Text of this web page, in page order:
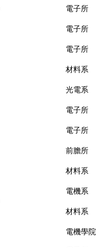
電子所
電子所
電子所
材料系
光電系
電子所
電子所
前膽所
材料系
電機系
材料系
電機學院